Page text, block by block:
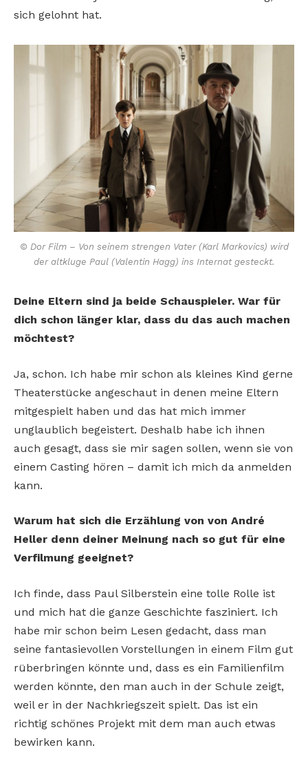
sich gelohnt hat.
© Dor Film – Von seinem strengen Vater (Karl Markovics) wird
der altkluge Paul (Valentin Hagg) ins Internat gesteckt.
Deine Eltern sind ja beide Schauspieler. War für
dich schon länger klar, dass du das auch machen
möchtest?
Ja, schon. Ich habe mir schon als kleines Kind gerne
Theaterstücke angeschaut in denen meine Eltern
mitgespielt haben und das hat mich immer
unglaublich begeistert. Deshalb habe ich ihnen
auch gesagt, dass sie mir sagen sollen, wenn sie von
einem Casting hören – damit ich mich da anmelden
kann.
Warum hat sich die Erzählung von von André
Heller denn deiner Meinung nach so gut für eine
Verfilmung geeignet?
Ich finde, dass Paul Silberstein eine tolle Rolle ist
und mich hat die ganze Geschichte fasziniert. Ich
habe mir schon beim Lesen gedacht, dass man
seine fantasievollen Vorstellungen in einem Film gut
rüberbringen könnte und, dass es ein Familienfilm
werden könnte, den man auch in der Schule zeigt,
weil er in der Nachkriegszeit spielt. Das ist ein
richtig schönes Projekt mit dem man auch etwas
bewirken kann.